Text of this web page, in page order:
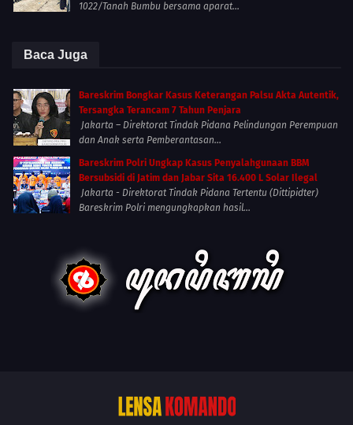
1022/Tanah Bumbu bersama aparat...
Baca Juga
Bareskrim Bongkar Kasus Keterangan Palsu Akta Autentik,
Tersangka Terancam 7 Tahun Penjara
Jakarta – Direktorat Tindak Pidana Pelindungan Perempuan
dan Anak serta Pemberantasan...
Bareskrim Polri Ungkap Kasus Penyalahgunaan BBM
Bersubsidi di Jatim dan Jabar Sita 16.400 L Solar Ilegal
Jakarta - Direktorat Tindak Pidana Tertentu (Dittipidter)
Bareskrim Polri mengungkapkan hasil...